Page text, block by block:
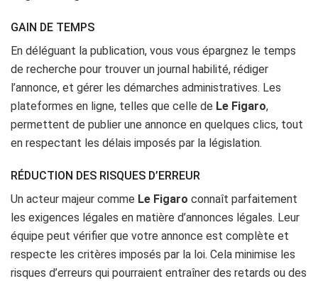
GAIN DE TEMPS
En déléguant la publication, vous vous épargnez le temps
de recherche pour trouver un journal habilité, rédiger
l’annonce, et gérer les démarches administratives. Les
plateformes en ligne, telles que celle de Le Figaro,
permettent de publier une annonce en quelques clics, tout
en respectant les délais imposés par la législation.
RÉDUCTION DES RISQUES D’ERREUR
Un acteur majeur comme Le Figaro connaît parfaitement
les exigences légales en matière d’annonces légales. Leur
équipe peut vérifier que votre annonce est complète et
respecte les critères imposés par la loi. Cela minimise les
risques d’erreurs qui pourraient entraîner des retards ou des